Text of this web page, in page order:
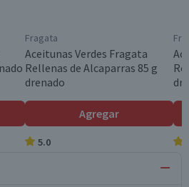
Fragata
Aceitunas Verdes Fragata
Rellenas de Alcaparras 85 g
drenado
Agregar
5.0